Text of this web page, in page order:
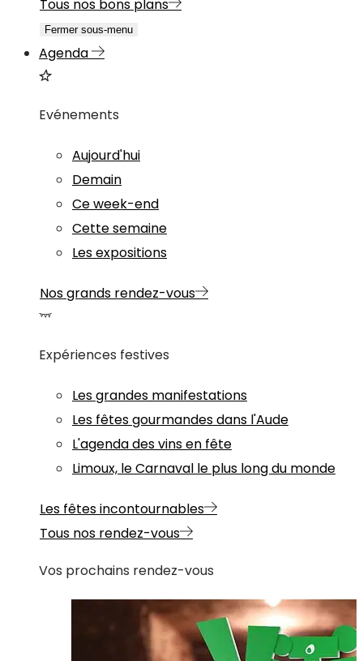
Tous nos bons plans
Fermer sous-menu
Agenda
Evénements
Aujourd'hui
Demain
Ce week-end
Cette semaine
Les expositions
Nos grands rendez-vous
Expériences festives
Les grandes manifestations
Les fêtes gourmandes dans l'Aude
L'agenda des vins en fête
Limoux, le Carnaval le plus long du monde
Les fêtes incontournables
Tous nos rendez-vous
Vos prochains rendez-vous